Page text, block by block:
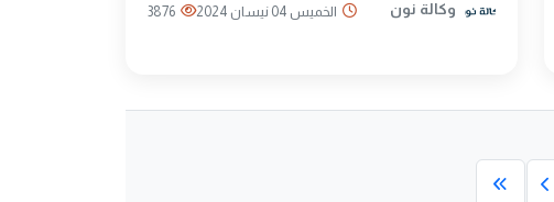
وكالة نون الخميس 04 نيسان 2024 3876